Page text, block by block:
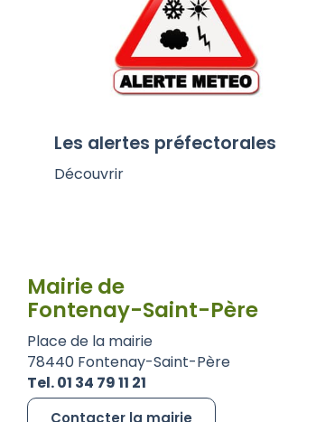
Les alertes préfectorales
Découvrir
Mairie de
Fontenay-Saint-Père
Place de la mairie
78440 Fontenay-Saint-Père
Tel. 01 34 79 11 21